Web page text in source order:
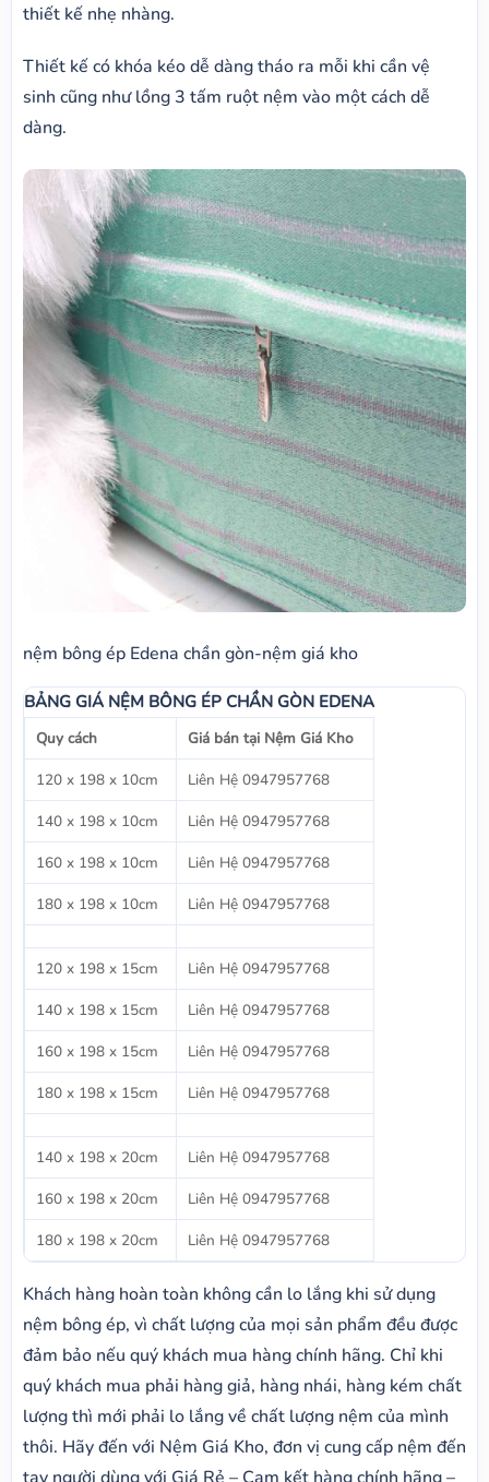
thiết kế nhẹ nhàng.
Thiết kế có khóa kéo dễ dàng tháo ra mỗi khi cần vệ
sinh cũng như lồng 3 tấm ruột nệm vào một cách dễ
dàng.
nệm bông ép Edena chần gòn-nệm giá kho
BẢNG GIÁ NỆM BÔNG ÉP CHẦN GÒN EDENA
Quy cách
Giá bán tại Nệm Giá Kho
120 x 198 x 10cm
Liên Hệ 0947957768
140 x 198 x 10cm
Liên Hệ 0947957768
160 x 198 x 10cm
Liên Hệ 0947957768
180 x 198 x 10cm
Liên Hệ 0947957768
120 x 198 x 15cm
Liên Hệ 0947957768
140 x 198 x 15cm
Liên Hệ 0947957768
160 x 198 x 15cm
Liên Hệ 0947957768
180 x 198 x 15cm
Liên Hệ 0947957768
140 x 198 x 20cm
Liên Hệ 0947957768
160 x 198 x 20cm
Liên Hệ 0947957768
180 x 198 x 20cm
Liên Hệ 0947957768
Khách hàng hoàn toàn không cần lo lắng khi sử dụng
nệm bông ép, vì chất lượng của mọi sản phẩm đều được
đảm bảo nếu quý khách mua hàng chính hãng. Chỉ khi
quý khách mua phải hàng giả, hàng nhái, hàng kém chất
lượng thì mới phải lo lắng về chất lượng nệm của mình
thôi. Hãy đến với Nệm Giá Kho, đơn vị cung cấp nệm đến